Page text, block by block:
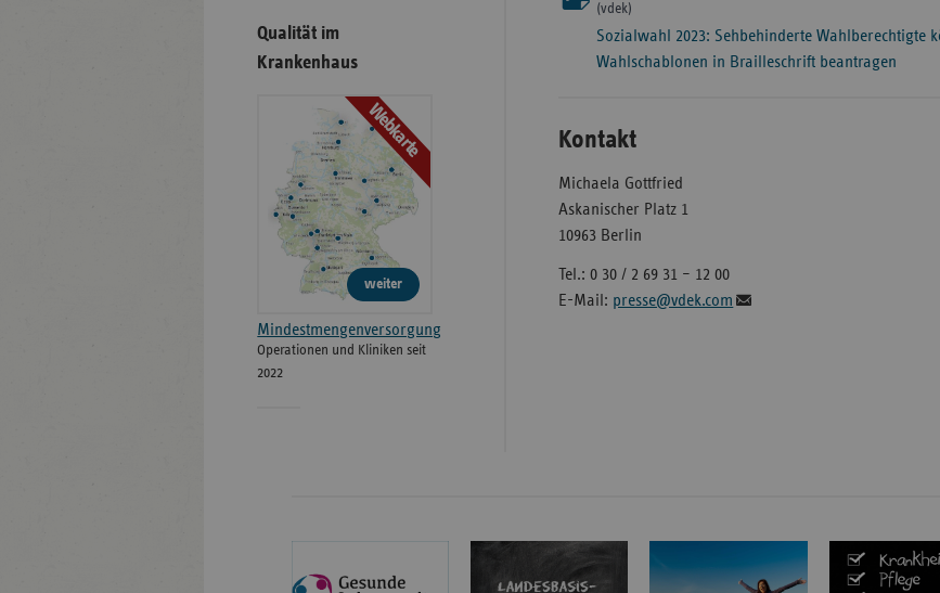
(vdek)
Sozialwahl 2023: Sehbehinderte Wahlberechtigte
Wahlschablonen in Brailleschrift beantragen
Kontakt
Michaela Gottfried
Askanischer Platz 1
10963 Berlin
Tel.: 0 30 / 2 69 31 – 12 00
E-Mail: presse@vdek.com
Qualität im
Krankenhaus
Webkarte
weiter
Mindestmengenversorgung
Operationen und Kliniken seit
2022